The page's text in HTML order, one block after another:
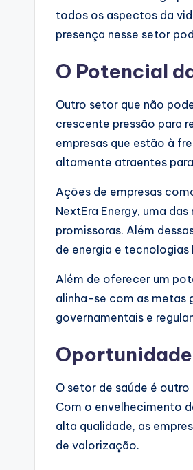
todos os aspectos da
presença nesse setor
O Potencial
Outro setor que não
crescente pressão para
empresas que estão à
altamente atraentes
Ações de empresas
NextEra Energy, uma
promissoras. Além
de energia e
Além de oferecer um
alinha-se com as metas
governamentais e
O setor de saúde é
Com o envelhecimento
alta qualidade, as
de valorização.